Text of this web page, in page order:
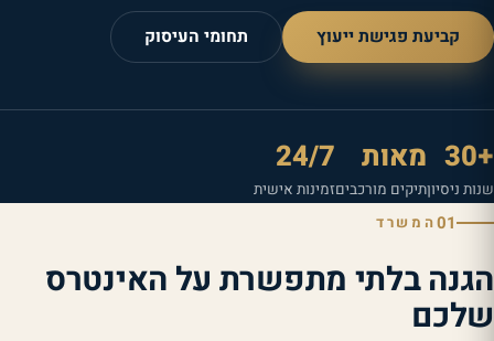
קביעת פגישת ייעוץ תחומי העיסוק
+30
שנות ניסיון
מאות
תיקים מורכבים
24/7
זמינות אישית
01המשרד
הגנה בלתי מתפשרת על האינטרס
שלכם